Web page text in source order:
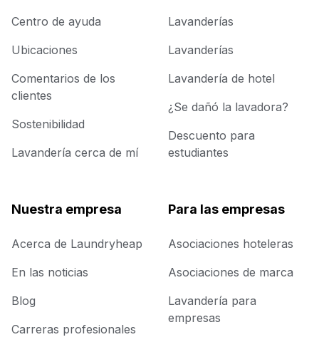
Centro de ayuda
Ubicaciones
Comentarios de los
clientes
Sostenibilidad
Lavandería cerca de mí
Lavanderías
Lavanderías
Lavandería de hotel
¿Se dañó la lavadora?
Descuento para
estudiantes
Nuestra empresa
Acerca de Laundryheap
En las noticias
Blog
Carreras profesionales
Para las empresas
Asociaciones hoteleras
Asociaciones de marca
Lavandería para
empresas